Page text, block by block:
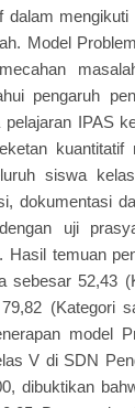
Model
pengaruh
IPAS
siswa
dokumentasi
uji
temuan
52,43
(Kategori
model
V di SDN
dibuktikan